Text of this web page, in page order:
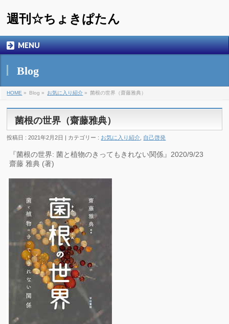
週刊☆ちょきぱたん
MENU
Blog
HOME » Blog » お気に入り紹介 » 菌根の世界（齋藤雅典）
菌根の世界（齋藤雅典）
投稿日 : 2021年2月2日 | カテゴリー : お気に入り紹介 自己啓発
『菌根の世界: 菌と植物のきってもきれない関係』2020/9/23
齋藤 雅典 (著)